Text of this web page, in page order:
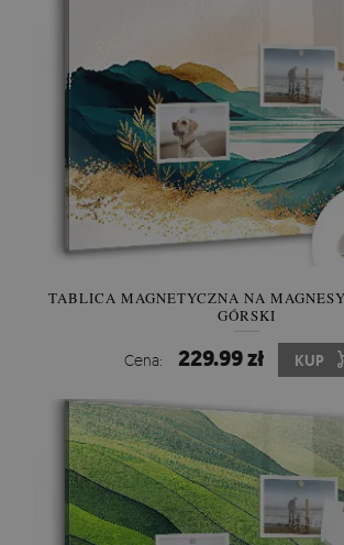
TABLICA MAGNETYCZNA NA
GÓRSKI
Cena: 229.99 zł KUP